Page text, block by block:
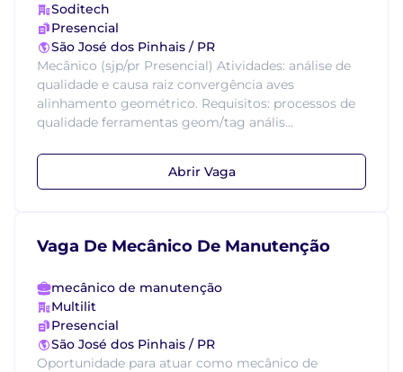
Soditech
Presencial
São José dos Pinhais / PR
Mecânico (sjp/pr Presencial) Atividades: análise de
qualidade e causa raiz convergência aves
alinhamento geométrico. Requisitos: processos de
qualidade ferramentas geom/tag anális...
Abrir Vaga
Vaga De Mecânico De Manutenção
mecânico de manutenção
Multilit
Presencial
São José dos Pinhais / PR
Oportunidade para atuar como mecânico de